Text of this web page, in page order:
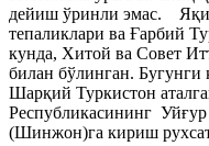
дейиш ўринли эмас.
тепаликлари ва Ғарбий
кунда, Хитой ва Совет
билан бўлинган.
Шарқий Туркистон
Республикасининг
(Шинжон)га кириш